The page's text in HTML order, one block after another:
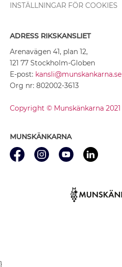
INSTÄLLNINGAR FÖR COOKIES
ADRESS RIKSKANSLIET
Arenavägen 41, plan 12,
121 77 Stockholm-Globen
E-post: kansli@munskankarna.se
Org nr: 802002-3613
Copyright © Munskänkarna 2021
MUNSKÄNKARNA
}